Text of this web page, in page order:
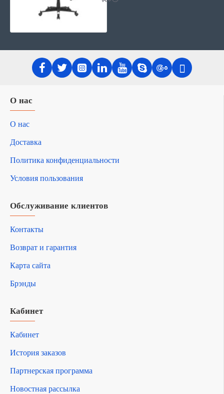
О нас
О нас
Доставка
Политика конфиденциальности
Условия пользования
Обслуживание клиентов
Контакты
Возврат и гарантия
Карта сайта
Брэнды
Кабинет
Кабинет
История заказов
Партнерская программа
Новостная рассылка